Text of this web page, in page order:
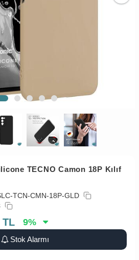
TECNO Camon 18P Kılıf
TCN-CMN-18P-GLD
TL 9%
Stok Alarmı